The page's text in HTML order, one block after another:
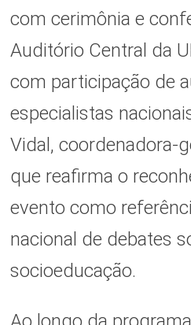
com cerimônia e
Auditório Central da
com participação de
especialistas
Vidal, coordenadora-
que reafirma o
evento como
nacional de debates
socioeducação.